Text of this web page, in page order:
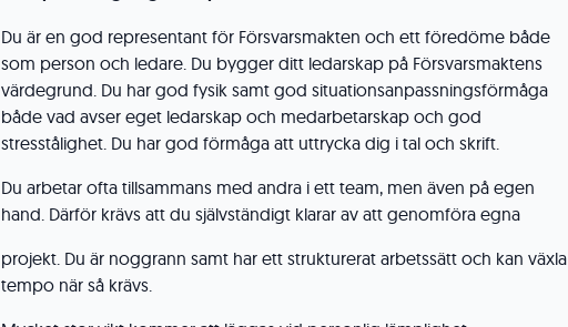
Du är en god representant för Försvarsmakten och ett föredöme både
som person och ledare. Du bygger ditt ledarskap på Försvarsmaktens
värdegrund. Du har god fysik samt god situationsanpassningsförmåga
både vad avser eget ledarskap och medarbetarskap och god
stresstålighet. Du har god förmåga att uttrycka dig i tal och skrift.
Du arbetar ofta tillsammans med andra i ett team, men även på egen
hand. Därför krävs att du självständigt klarar av att genomföra egna
projekt. Du är noggrann samt har ett strukturerat arbetssätt och kan växla
tempo när så krävs.